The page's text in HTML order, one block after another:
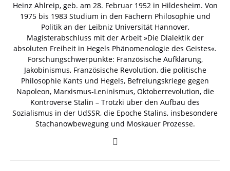
Heinz Ahlreip, geb. am 28. Februar 1952 in Hildesheim. Von
1975 bis 1983 Studium in den Fächern Philosophie und
Politik an der Leibniz Universität Hannover,
Magisterabschluss mit der Arbeit »Die Dialektik der
absoluten Freiheit in Hegels Phänomenologie des Geistes«.
Forschungschwerpunkte: Französische Aufklärung,
Jakobinismus, Französische Revolution, die politische
Philosophie Kants und Hegels, Befreiungskriege gegen
Napoleon, Marxismus-Leninismus, Oktoberrevolution, die
Kontroverse Stalin – Trotzki über den Aufbau des
Sozialismus in der UdSSR, die Epoche Stalins, insbesondere
Stachanowbewegung und Moskauer Prozesse.